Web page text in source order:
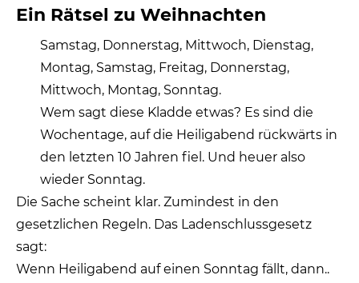
Ein Rätsel zu Weihnachten
Samstag, Donnerstag, Mittwoch, Dienstag,
Montag, Samstag, Freitag, Donnerstag,
Mittwoch, Montag, Sonntag.
Wem sagt diese Kladde etwas? Es sind die
Wochentage, auf die Heiligabend rückwärts in
den letzten 10 Jahren fiel. Und heuer also
wieder Sonntag.
Die Sache scheint klar. Zumindest in den
gesetzlichen Regeln. Das Ladenschlussgesetz
sagt:
Wenn Heiligabend auf einen Sonntag fällt, dann..